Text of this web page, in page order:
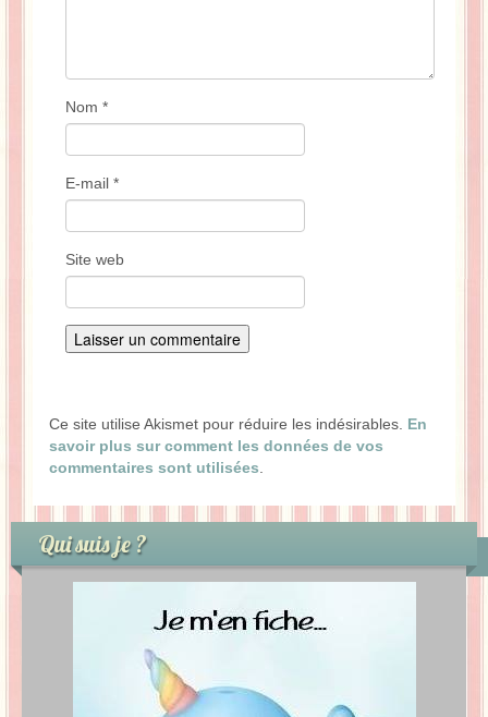
Nom *
E-mail *
Site web
Ce site utilise Akismet pour réduire les indésirables. En
savoir plus sur comment les données de vos
commentaires sont utilisées
Qui suis je ?